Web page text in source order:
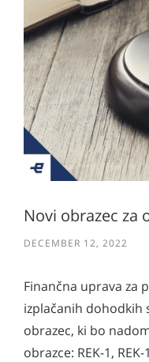
Novi obrazec za
DECEMBER 12, 2022
Finančna uprava za
izplačanih dohodkih
obrazec, ki bo
obrazce: REK-1,